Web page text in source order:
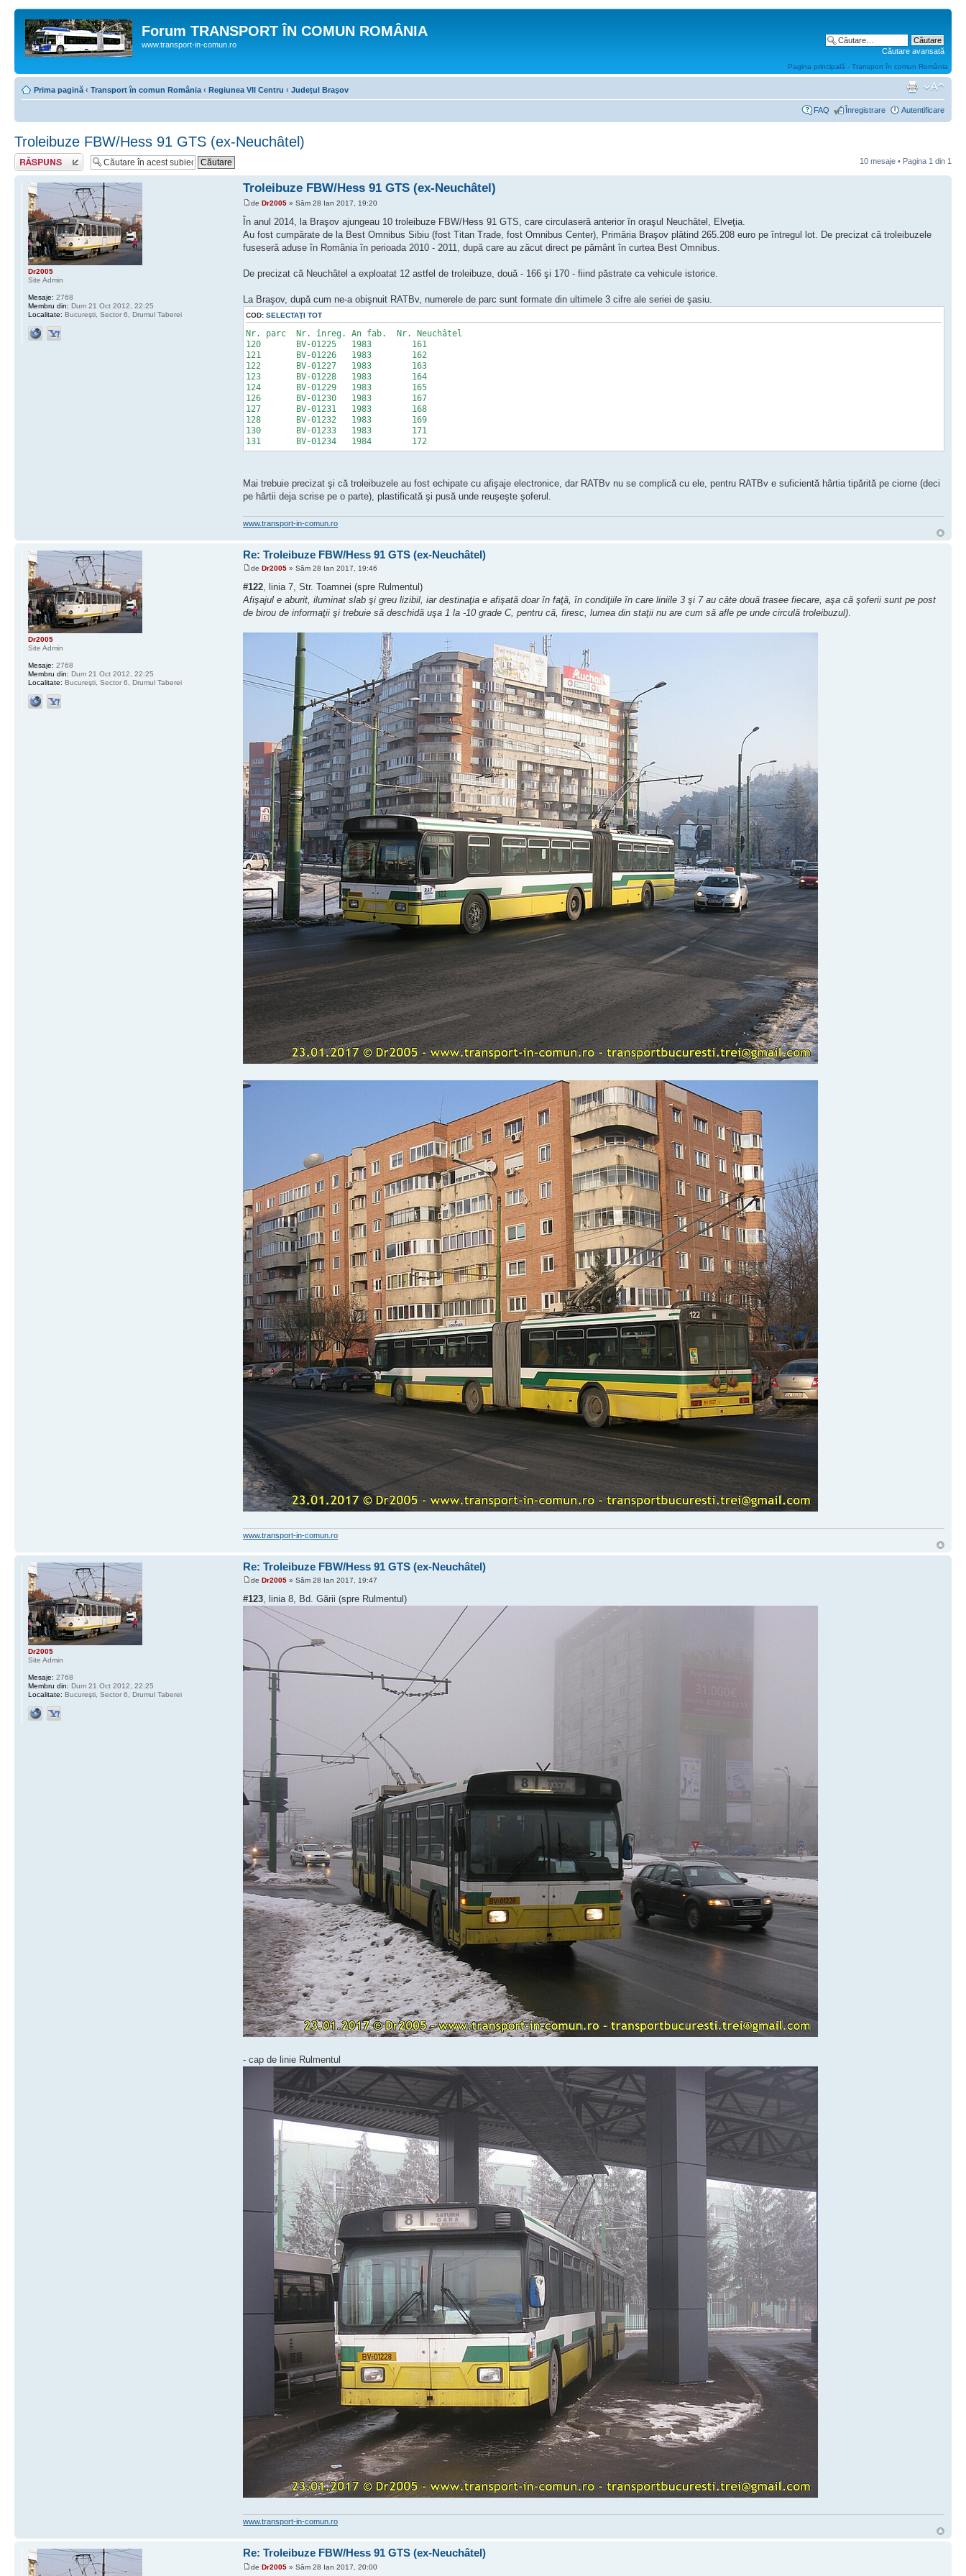
Forum TRANSPORT ÎN COMUN ROMÂNIA
www.transport-in-comun.ro
Căutare avansată
Pagina principală - Transport în comun România
Prima pagină ‹ Transport în comun România ‹ Regiunea VII Centru ‹ Judeţul Braşov
FAQ Înregistrare Autentificare
Troleibuze FBW/Hess 91 GTS (ex-Neuchâtel)
Răspunde 10 mesaje • Pagina 1 din 1
Troleibuze FBW/Hess 91 GTS (ex-Neuchâtel)
deDr2005 » Sâm 28 Ian 2017, 19:20
În anul 2014, la Braşov ajungeau 10 troleibuze FBW/Hess 91 GTS, care circulaseră anterior în oraşul Neuchâtel, Elveţia.
Au fost cumpărate de la Best Omnibus Sibiu (fost Titan Trade, fost Omnibus Center), Primăria Braşov plătind 265.208 euro pe întregul lot. De precizat că troleibuzele
fuseseră aduse în România în perioada 2010 - 2011, după care au zăcut direct pe pământ în curtea Best Omnibus.
De precizat că Neuchâtel a exploatat 12 astfel de troleibuze, două - 166 şi 170 - fiind păstrate ca vehicule istorice.
La Braşov, după cum ne-a obişnuit RATBv, numerele de parc sunt formate din ultimele 3 cifre ale seriei de şasiu.
COD:SELECTAŢI TOT
Nr. parc Nr. înreg. An fab. Nr. Neuchâtel
120 BV-01225 1983 161
121 BV-01226 1983 162
122 BV-01227 1983 163
123 BV-01228 1983 164
124 BV-01229 1983 165
126 BV-01230 1983 167
127 BV-01231 1983 168
128 BV-01232 1983 169
130 BV-01233 1983 171
131 BV-01234 1984 172
Mai trebuie precizat şi că troleibuzele au fost echipate cu afişaje electronice, dar RATBv nu se complică cu ele, pentru RATBv e suficientă hârtia tipărită pe ciorne (deci
pe hârtii deja scrise pe o parte), plastificată şi pusă unde reuşeşte şoferul.
www.transport-in-comun.ro
Dr2005
Site Admin
Mesaje: 2768
Membru din: Dum 21 Oct 2012, 22:25
Localitate: Bucureşti, Sector 6, Drumul Taberei
Re: Troleibuze FBW/Hess 91 GTS (ex-Neuchâtel)
deDr2005 » Sâm 28 Ian 2017, 19:46
#122, linia 7, Str. Toamnei (spre Rulmentul)
Afişajul e aburit, iluminat slab şi greu lizibil, iar destinaţia e afişată doar în faţă, în condiţiile în care liniile 3 şi 7 au câte două trasee fiecare, aşa că şoferii sunt pe post
de birou de informaţii şi trebuie să deschidă uşa 1 la -10 grade C, pentru că, firesc, lumea din staţii nu are cum să afle pe unde circulă troleibuzul).
www.transport-in-comun.ro
Dr2005
Site Admin
Mesaje: 2768
Membru din: Dum 21 Oct 2012, 22:25
Localitate: Bucureşti, Sector 6, Drumul Taberei
Re: Troleibuze FBW/Hess 91 GTS (ex-Neuchâtel)
de Dr2005 » Sâm 28 Ian 2017, 19:47
#123, linia 8, Bd. Gării (spre Rulmentul)
- cap de linie Rulmentul
www.transport-in-comun.ro
Dr2005
Site Admin
Mesaje: 2768
Membru din: Dum 21 Oct 2012, 22:25
Localitate: Bucureşti, Sector 6, Drumul Taberei
Re: Troleibuze FBW/Hess 91 GTS (ex-Neuchâtel)
deDr2005 » Sâm 28 Ian 2017, 20:00